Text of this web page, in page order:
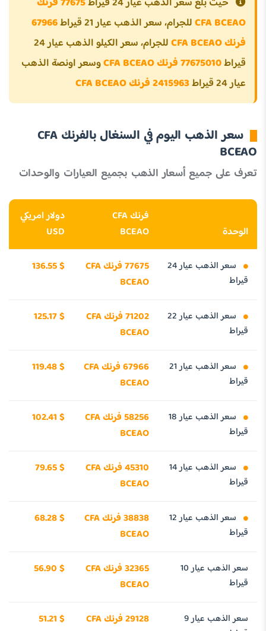
CFA BCEAOللجرام، سعر الذهب عيار 21 قيراط
67966
فرنك CFA BCEAO
للجرام، سعر الكيلو الذهب عيار 24
قيراط77675010 فرنك CFA BCEAO
وسعر اونصة الذهب
عيار 24 قيراط
2415963 فرنك CFA BCEAO
سعر الذهب اليوم في السنغال بالفرنك CFA
BCEAO
تعرف على جميع أسعار الذهب بجميع العيارات والوحدات
الوحدة
فرنك CFA
BCEAO
دولار امريكي
USD
سعر الذهب عيار 24
قيراط
77675 فرنك CFA
BCEAO
136.55 $
سعر الذهب عيار 22
قيراط
71202 فرنك CFA
BCEAO
125.17 $
سعر الذهب عيار 21
قيراط
67966 فرنك CFA
BCEAO
119.48 $
سعر الذهب عيار 18
قيراط
58256 فرنك CFA
BCEAO
102.41 $
سعر الذهب عيار 14
قيراط
45310 فرنك CFA
BCEAO
79.65 $
سعر الذهب عيار 12
قيراط
38838 فرنك CFA
BCEAO
68.28 $
سعر الذهب عيار 10
قيراط
32365 فرنك CFA
BCEAO
56.90 $
سعر الذهب عيار 9
29128 فرنك CFA
51.21 $